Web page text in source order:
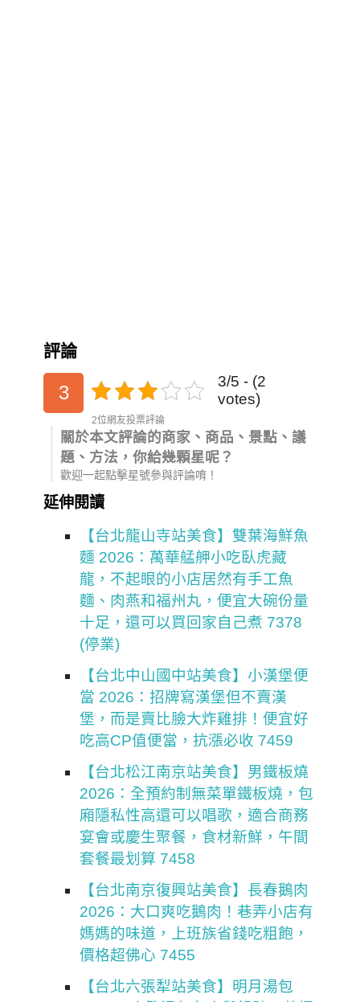
評論
3
3/5 - (2
votes)
2位網友投票評論
關於本文評論的商家、商品、景點、議
題、方法，你給幾顆星呢？
歡迎一起點擊星號參與評論唷！
延伸閱讀
【台北龍山寺站美食】雙葉海鮮魚
麵 2026：萬華艋舺小吃臥虎藏
龍，不起眼的小店居然有手工魚
麵、肉燕和福州丸，便宜大碗份量
十足，還可以買回家自己煮 7378
(停業)
【台北中山國中站美食】小漢堡便
當 2026：招牌寫漢堡但不賣漢
堡，而是賣比臉大炸雞排！便宜好
吃高CP值便當，抗漲必收 7459
【台北松江南京站美食】男鐵板燒
2026：全預約制無菜單鐵板燒，包
廂隱私性高還可以唱歌，適合商務
宴會或慶生聚餐，食材新鮮，午間
套餐最划算 7458
【台北南京復興站美食】長春鵝肉
2026：大口爽吃鵝肉！巷弄小店有
媽媽的味道，上班族省錢吃粗飽，
價格超佛心 7455
【台北六張犁站美食】明月湯包